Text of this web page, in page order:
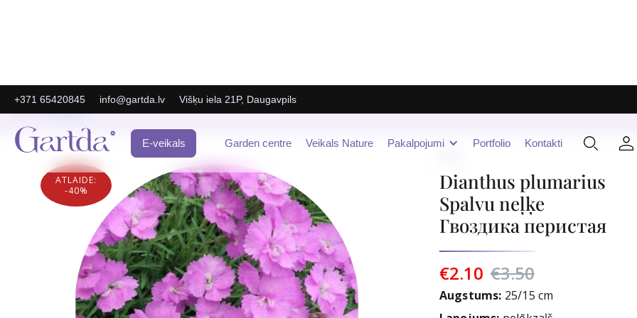
+371 65420845 info@gartda.lv Višķu iela 21P, Daugavpils
E-veikals Garden centre Veikals Nature Pakalpojumi Portfolio Kontakti
E-Veikals
ATLAIDE:
-40%
Dianthus plumarius
Spalvu neļķe
Гвоздика перистая
€2.10 €3.50
Augstums: 25/15 cm